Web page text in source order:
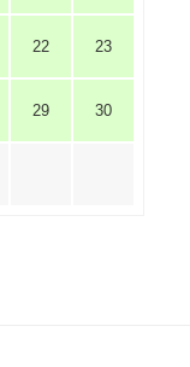
22 23
29 30